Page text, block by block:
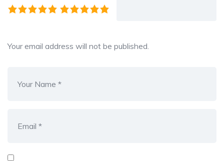
Your email address will not be published.